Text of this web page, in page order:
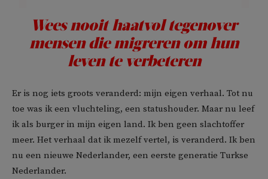
Wees nooit haatvol tegenover
mensen die migreren om hun
leven te verbeteren
Er is nog iets groots veranderd: mijn eigen verhaal. Tot nu
toe was ik een vluchteling, een statushouder. Maar nu leef
ik als burger in mijn eigen land. Ik ben geen slachtoffer
meer. Het verhaal dat ik mezelf vertel, is veranderd. Ik ben
nu een nieuwe Nederlander, een eerste generatie Turkse
Nederlander.